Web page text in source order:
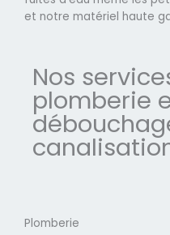
et notre matériel haute
Nos
plomberie
Plomberie